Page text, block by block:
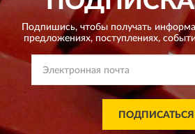
Подпишись, чтобы получать
предложениях, поступлениях,
ПОДПИСАТЬСЯ